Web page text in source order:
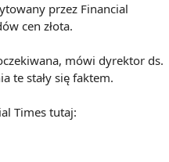
przez Financial
cen złota.
mówi dyrektor ds.
te stały się faktem.
Times tutaj: